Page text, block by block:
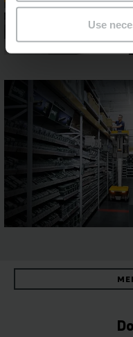
Use